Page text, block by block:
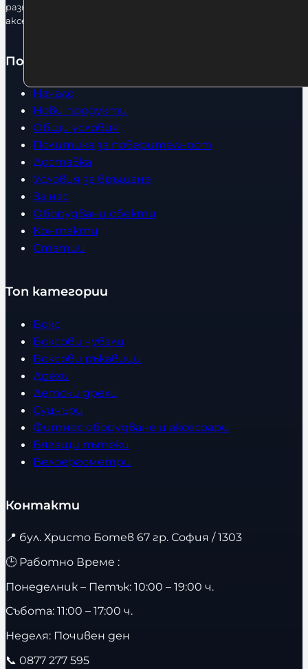
разнообразие от бойна екипировка, фитнес уреди и
аксесоари.
Полезно
Начало
Нови продукти
Общи условия
Политика за поверителност
Доставка
Условия за връщане
За нас
Оборудвани обекти
Контакти
Статии
Топ категории
Бокс
Боксови чували
Боксови ръкавици
Дрехи
Детски дрехи
Суичъри
Фитнес оборудване и аксесоари
Бягащи пътеки
Велоергометри
Контакти
📍 бул. Христо Ботев 67 гр. София / 1303
🕒 Работно Време :
Понеделник – Петък: 10:00 – 19:00 ч.
Събота: 11:00 – 17:00 ч.
Неделя: Почивен ден
📞 0877 277 595